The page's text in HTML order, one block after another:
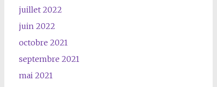
juillet 2022
juin 2022
octobre 2021
septembre 2021
mai 2021